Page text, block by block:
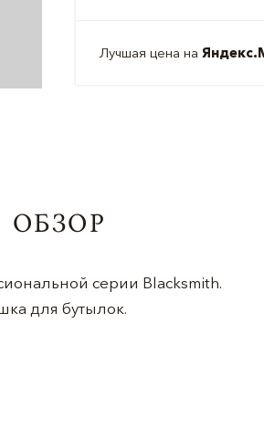
Лучшая цена на
ОБЗОР
серии Blacksmith.
для бутылок.